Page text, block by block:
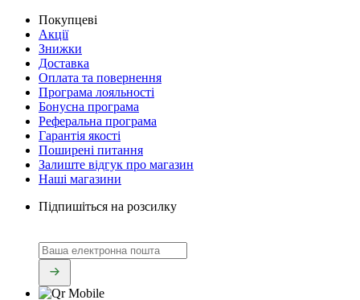
Покупцеві
Акції
Знижки
Доставка
Оплата та повернення
Програма лояльності
Бонусна програма
Реферальна програма
Гарантія якості
Поширені питання
Залиште відгук про магазин
Наші магазини
Підпишіться на розсилку